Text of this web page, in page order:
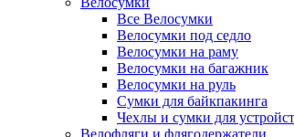
Все Велосумки
Велосумки под седло
Велосумки на раму
Велосумки на багажник
Велосумки на руль
Сумки для байкпакинга
Чехлы и сумки для
Велофляги и флягодержатели